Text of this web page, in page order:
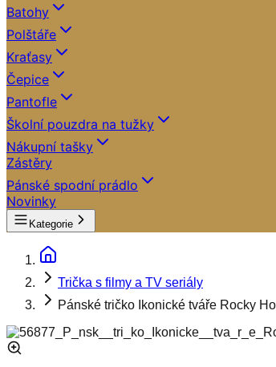
Batohy
Polštáře
Kraťasy
Čepice
Pantofle
Školní pouzdra na tužky
Nákupní tašky
Zástěry
Pánské spodní prádlo
Novinky
Kategorie
Trička s filmy a TV seriály
Pánské tričko Ikonické tváře Rocky